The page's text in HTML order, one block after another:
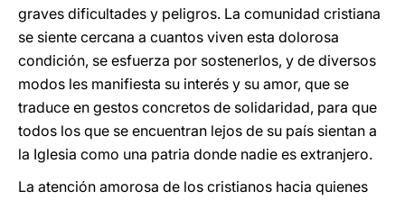
graves dificultades y peligros. La comunidad cristiana
se siente cercana a cuantos viven esta dolorosa
condición, se esfuerza por sostenerlos, y de diversos
modos les manifiesta su interés y su amor, que se
traduce en gestos concretos de solidaridad, para que
todos los que se encuentran lejos de su país sientan a
la Iglesia como una patria donde nadie es extranjero.
La atención amorosa de los cristianos hacia quienes